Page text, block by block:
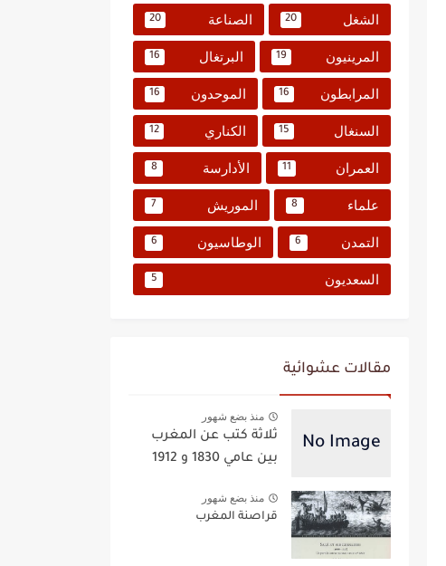
الشغل 20 الصناعة 20
المرينيون 19 البرتغال 16
المرابطون 16 الموحدون 16
السنغال 15 الكناري 12
العمران 11 الأدارسة 8
علماء 8 الموريش 7
التمدن 6 الوطاسيون 6
السعديون 5
مقالات عشوائية
منذ بضع شهور
ثلاثة كتب عن المغرب
بين عامي 1830 و 1912
منذ بضع شهور
قراصنة المغرب